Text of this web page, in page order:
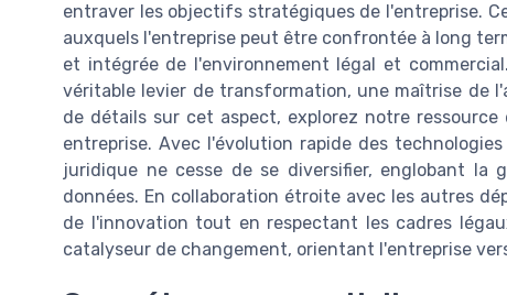
entraver les objectifs stratégiques de l'entreprise.
auxquels l'entreprise peut être confrontée à long
et intégrée de l'environnement légal et
véritable levier de transformation, une maîtrise de
de détails sur cet aspect, explorez notre ressource
entreprise. Avec l'évolution rapide des
juridique ne cesse de se diversifier, englobant la
données. En collaboration étroite avec les autres
de l'innovation tout en respectant les cadres
catalyseur de changement, orientant l'entreprise